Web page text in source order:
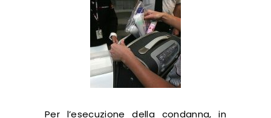
Per l’esecuzione della condanna, in